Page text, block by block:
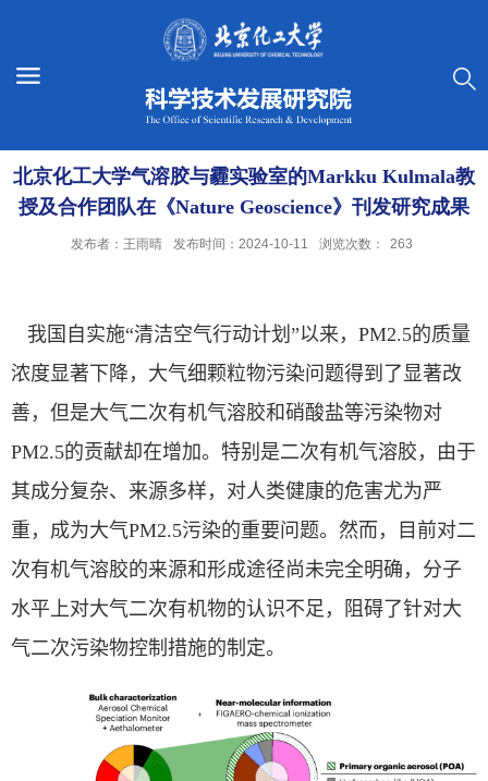
北京化工大学气溶胶与霾实验室的Markku Kulmala教
授及合作团队在《Nature Geoscience》刊发研究成果
发布者：王雨晴 发布时间：2024-10-11 浏览次数： 263
我国自实施“清洁空气行动计划”以来， PM2.5的质量
浓度显著下降，大气细颗粒物污染问题得到了显著改
善，但是大气二次有机气溶胶和硝酸盐等污染物对
PM2.5的贡献却在增加。特别是二次有机气溶胶，由于
其成分复杂、来源多样，对人类健康的危害尤为严
重，成为大气PM2.5污染的重要问题。然而，目前对二
次有机气溶胶的来源和形成途径尚未完全明确，分子
水平上对大气二次有机物的认识不足，阻碍了针对大
气二次污染物控制措施的制定。